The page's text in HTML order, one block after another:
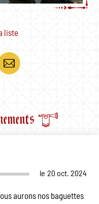
liste
le 20 oct. 2024
aurons nos baguettes